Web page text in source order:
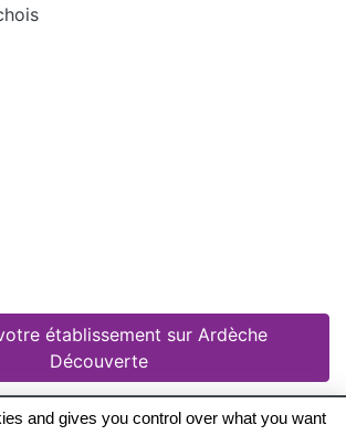
établissement sur Ardèche
Découverte
Ardèche Découverte •
and gives you control over what you want